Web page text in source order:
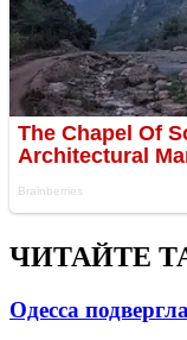
ЧИТАЙТЕ
Одесса